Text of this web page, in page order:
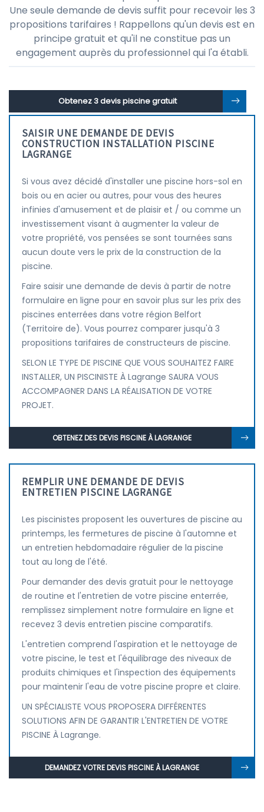
Une seule demande de devis suffit pour recevoir les 3
propositions tarifaires ! Rappellons qu'un devis est en
principe gratuit et qu'il ne constitue pas un
engagement auprès du professionnel qui l'a établi.
Obtenez 3 devis piscine gratuit
SAISIR UNE DEMANDE DE DEVIS
CONSTRUCTION INSTALLATION PISCINE
LAGRANGE
Si vous avez décidé d'installer une piscine hors-sol en
bois ou en acier ou autres, pour vous des heures
infinies d'amusement et de plaisir et / ou comme un
investissement visant à augmenter la valeur de
votre propriété, vos pensées se sont tournées sans
aucun doute vers le prix de la construction de la
piscine.
Faire saisir une demande de devis à partir de notre
formulaire en ligne pour en savoir plus sur les prix des
piscines enterrées dans votre région Belfort
(Territoire de). Vous pourrez comparer jusqu'à 3
propositions tarifaires de constructeurs de piscine.
SELON LE TYPE DE PISCINE QUE VOUS SOUHAITEZ FAIRE
INSTALLER, UN PISCINISTE À Lagrange SAURA VOUS
ACCOMPAGNER DANS LA RÉALISATION DE VOTRE
PROJET.
OBTENEZ DES DEVIS PISCINE À LAGRANGE
REMPLIR UNE DEMANDE DE DEVIS
ENTRETIEN PISCINE LAGRANGE
Les piscinistes proposent les ouvertures de piscine au
printemps, les fermetures de piscine à l'automne et
un entretien hebdomadaire régulier de la piscine
tout au long de l'été.
Pour demander des devis gratuit pour le nettoyage
de routine et l'entretien de votre piscine enterrée,
remplissez simplement notre formulaire en ligne et
recevez 3 devis entretien piscine comparatifs.
L'entretien comprend l'aspiration et le nettoyage de
votre piscine, le test et l'équilibrage des niveaux de
produits chimiques et l'inspection des équipements
pour maintenir l'eau de votre piscine propre et claire.
UN SPÉCIALISTE VOUS PROPOSERA DIFFÉRENTES
SOLUTIONS AFIN DE GARANTIR L'ENTRETIEN DE VOTRE
PISCINE À Lagrange.
DEMANDEZ VOTRE DEVIS PISCINE À LAGRANGE